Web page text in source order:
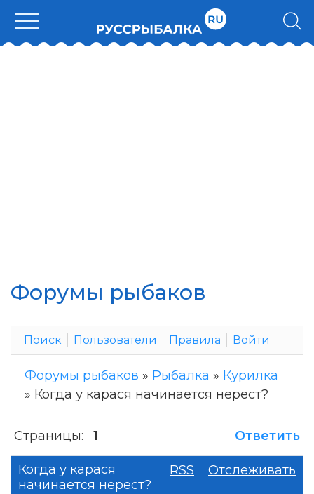
Форумы рыбаков
Поиск Пользователи Правила Войти
Форумы рыбаков » Рыбалка » Курилка
» Когда у карася начинается нерест?
Страницы: 1 Ответить
RSS Отслеживать
Когда у карася
начинается нерест?